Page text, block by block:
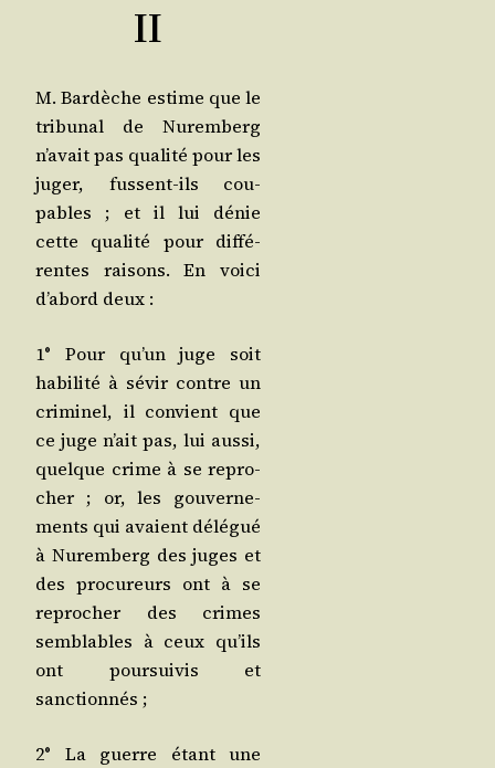
II
M. Bar­dèche estime que le
tri­bu­nal de Nurem­berg
n’a­vait pas qua­li­té pour les
juger, fussent-ils cou­
pables ; et il lui dénie
cette qua­li­té pour dif­fé­
rentes rai­sons. En voi­ci
d’a­bord deux :
1° Pour qu’un juge soit
habi­li­té à sévir contre un
cri­mi­nel, il convient que
ce juge n’ait pas, lui aus­si,
quelque crime à se repro­
cher ; or, les gou­ver­ne­
ments qui avaient délé­gué
à Nurem­berg des juges et
des pro­cu­reurs ont à se
repro­cher des crimes
sem­blables à ceux qu’ils
ont pour­sui­vis et
sanctionnés ;
2° La guerre étant une